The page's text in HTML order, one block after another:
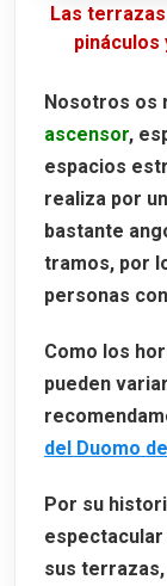
Las
pináculos
Nosotros os
ascensor,
espacios
realiza por
bastante
tramos, por
personas
Como los
pueden
del Duomo
Por su
espectacular
sus